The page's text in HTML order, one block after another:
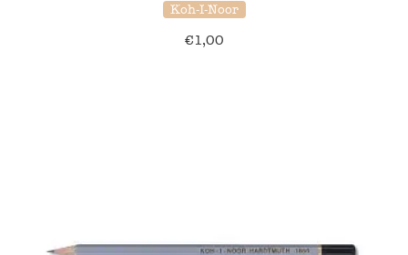
Koh-I-Noor
€1,00